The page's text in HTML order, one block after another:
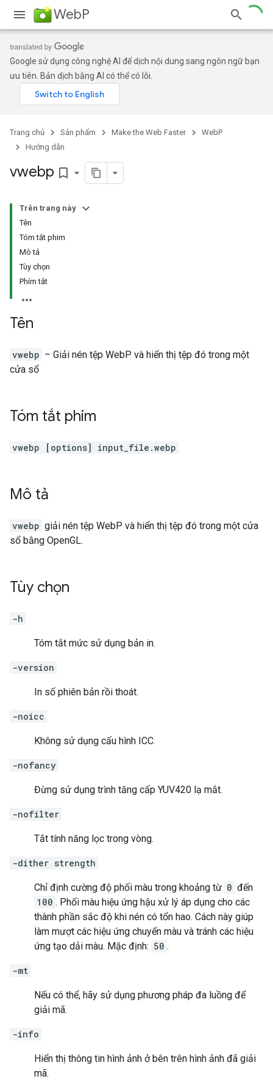
WebP
Google sử dụng công nghệ AI để dịch nội dung sang ngôn ngữ bạn
ưu tiên. Bản dịch bằng AI có thể có lỗi.
Trang chủ Sản phẩm Make the Web Faster
WebP
Hướng dẫn
vwebp bookmark_border
Trên trang này
Tên
Tóm tắt phim
Mô tả
Tùy chọn
Phím tắt
Tên
vwebp – Giải nén tệp WebP và hiển thị tệp đó trong một
cửa sổ
Tóm tắt phim
vwebp [options] input_file.webp
Mô tả
vwebp giải nén tệp WebP và hiển thị tệp đó trong một cửa
sổ bằng OpenGL.
Tùy chọn
-h
Tóm tắt mức sử dụng bản in.
-version
In số phiên bản rồi thoát.
-noicc
Không sử dụng cấu hình ICC.
-nofancy
Đừng sử dụng trình tăng cấp YUV420 lạ mắt.
-nofilter
Tắt tính năng lọc trong vòng.
-dither strength
Chỉ định cường độ phối màu trong khoảng từ 0 đến
100 . Phối màu hiệu ứng hậu xử lý áp dụng cho các
thành phần sắc độ khi nén có tổn hao. Cách này giúp
làm mượt các hiệu ứng chuyển màu và tránh các hiệu
ứng tạo dải màu. Mặc định: 50 .
-mt
Nếu có thể, hãy sử dụng phương pháp đa luồng để
giải mã.
-info
Hiển thị thông tin hình ảnh ở bên trên hình ảnh đã giải
mã.